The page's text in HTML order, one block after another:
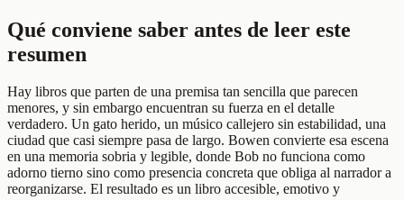
Qué conviene saber antes de leer este
resumen
Hay libros que parten de una premisa tan sencilla que parecen
menores, y sin embargo encuentran su fuerza en el detalle
verdadero. Un gato herido, un músico callejero sin estabilidad, una
ciudad que casi siempre pasa de largo. Bowen convierte esa escena
en una memoria sobria y legible, donde Bob no funciona como
adorno tierno sino como presencia concreta que obliga al narrador a
reorganizarse. El resultado es un libro accesible, emotivo y